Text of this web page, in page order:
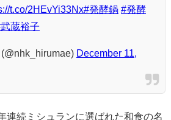
t.co/2HEvYi33Nx#発酵鍋 #発酵
蔵裕子
December 11,
連続ミシュランに選ばれた和食の名